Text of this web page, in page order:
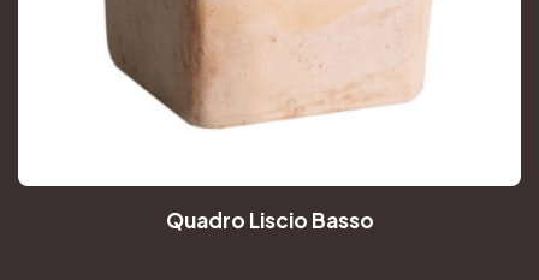
Quadro Liscio Basso